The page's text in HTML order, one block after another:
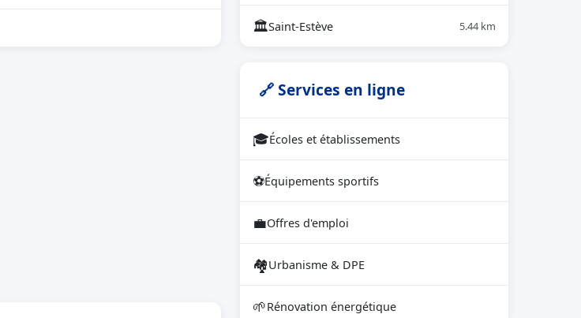
🏛Saint-Estève 5.44 km
🔗 Services en ligne
🎓Écoles et établissements
⚽Équipements sportifs
💼Offres d'emploi
🏘Urbanisme & DPE
🌱Rénovation énergétique